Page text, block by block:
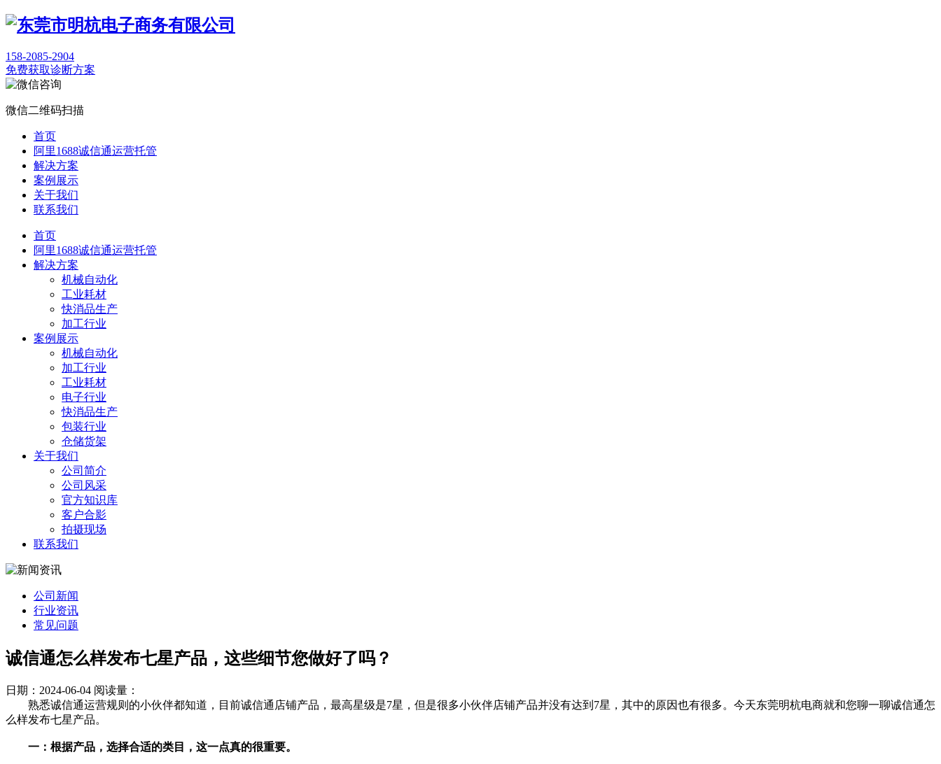
158-2085-2904
免费获取诊断方案
微信二维码扫描
首页
阿里1688诚信通运营托管
解决方案
案例展示
关于我们
联系我们
首页
阿里1688诚信通运营托管
解决方案
机械自动化
工业耗材
快消品生产
加工行业
案例展示
机械自动化
加工行业
工业耗材
电子行业
快消品生产
包装行业
仓储货架
关于我们
公司简介
公司风采
官方知识库
客户合影
拍摄现场
联系我们
公司新闻
行业资讯
常见问题
诚信通怎么样发布七星产品，这些细节您做好了吗？
日期：2024-06-04 阅读量：
熟悉诚信通运营规则的小伙伴都知道，目前诚信通店铺产品，最高星级是7星，但是很多小伙伴店铺产品并没有达到7星，其中的原因也有很多。今天东莞明杭电商就和您聊一聊诚信通怎
么样发布七星产品。
一：根据产品，选择合适的类目，这一点真的很重要。